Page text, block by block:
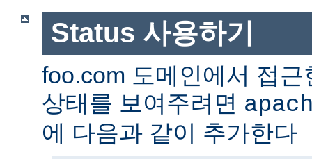
Status 사용하기
foo.com 도메인에서 접
상태를 보여주려면
에 다음과 같이 추가한다